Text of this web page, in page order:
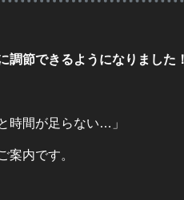
調節できるようになりました！
時間が足らない…」
案内です。